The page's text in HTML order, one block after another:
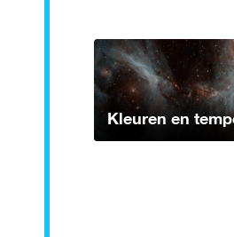
Kleuren en